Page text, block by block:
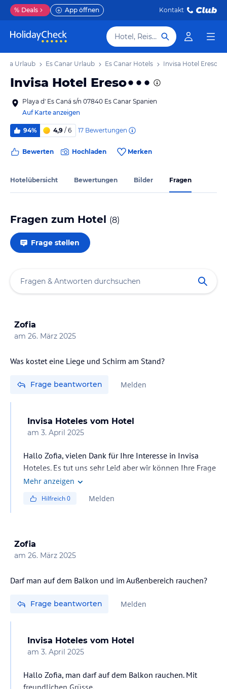
% Deals App öffnen Kontakt
Hotel, Reiseziel
Urlaub Es Canar Urlaub Es Canar Hotels Invisa Hotel Ereso
Invisa Hotel Ereso
Playa d' Es Caná s/n 07840 Es Canar Spanien
Auf Karte anzeigen
94% 4,9 / 6 17 Bewertungen
Bewerten Hochladen Merken
Hotelübersicht Bewertungen Bilder Fragen
Fragen zum Hotel (8)
Frage stellen
Zofia
am 26. März 2025
Was kostet eine Liege und Schirm am Stand?
Frage beantworten Melden
Invisa Hoteles vom Hotel
am 3. April 2025
Hallo Zofia, vielen Dank für Ihre Interesse in Invisa
Hoteles. Es tut uns sehr Leid aber wir können Ihre Frage
nicht richtig antworten. Das Strand ist nicht von uns
Jahr war ungefahr 15 Euros. Mit freundlichen Grüsse
Mehr anzeigen
Hilfreich0 Melden
Zofia
am 26. März 2025
Darf man auf dem Balkon und im Außenbereich rauchen?
Frage beantworten Melden
Invisa Hoteles vom Hotel
am 3. April 2025
Hallo Zofia, man darf auf dem Balkon rauchen. Mit
freundlichen Grüsse.